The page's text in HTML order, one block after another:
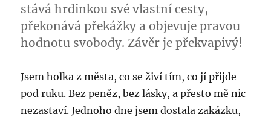
stává hrdinkou své vlastní cesty,
překonává překážky a objevuje pravou
hodnotu svobody. Závěr je překvapivý!
Jsem holka z města, co se živí tím, co jí přijde
pod ruku. Bez peněz, bez lásky, a přesto mě nic
nezastaví. Jednoho dne jsem dostala zakázku,